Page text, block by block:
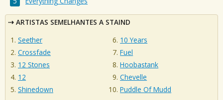
ARTISTAS SEMELHANTES A STAIND
Seether
Crossfade
12 Stones
12
Shinedown
10 Years
Fuel
Hoobastank
Chevelle
Puddle Of Mudd